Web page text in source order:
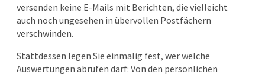
Formeln und Sonderzeichen
Die Blaupause
Bequeme Onlineprüfungen
4. Auf Papier prüfen
360-Grad-Feedback
Patientenbefragung
1. Alle Befragungsarten
versenden keine E-Mails mit Berichten, die vielleicht
auch noch ungesehen in übervollen Postfächern
verschwinden.
Stattdessen legen Sie einmalig fest, wer welche
Auswertungen abrufen darf: Von den persönlichen